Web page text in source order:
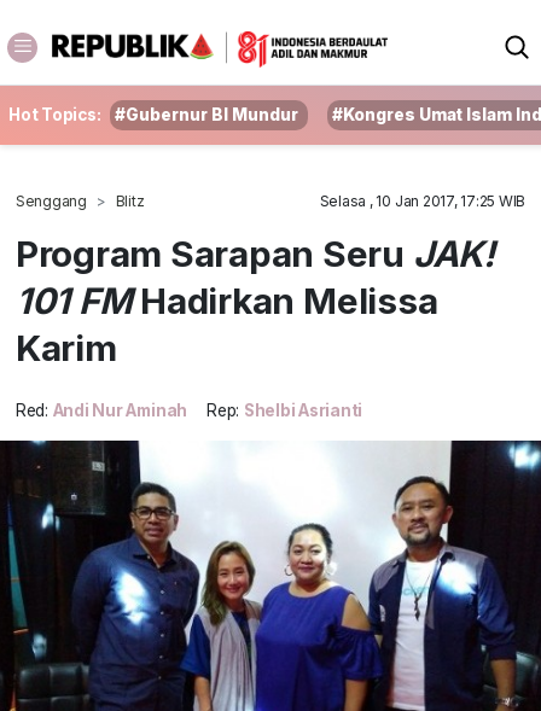
Hot Topics: #Gubernur BI Mundur #Kongres Umat Islam
Senggang Blitz Selasa , 10 Jan 2017, 17:25 WIB
Program Sarapan Seru JAK!
101 FMHadirkan Melissa
Karim
Red: Andi Nur Aminah Rep: Shelbi Asrianti